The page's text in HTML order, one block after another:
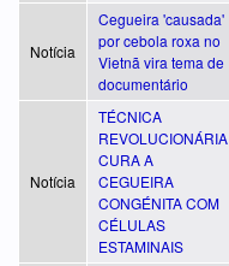
Notícia
Cegueira 'causada'
por cebola roxa no
Vietnã vira tema de
documentário
Notícia
TÉCNICA
REVOLUCIONÁRIA
CURA A
CEGUEIRA
CONGÉNITA COM
CÉLULAS
ESTAMINAIS